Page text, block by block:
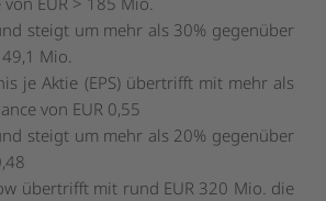
steigt um mehr als 30% gegenüber
Mio.
je Aktie (EPS) übertrifft mit mehr als
von EUR 0,55
steigt um mehr als 20% gegenüber
übertrifft mit rund EUR 320 Mio. die